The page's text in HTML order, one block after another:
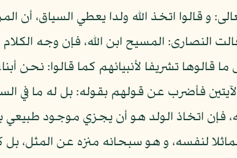
و قالوا اتخذ الله ولدا يعطي السياق، أن
قالت النصارى: المسيح ابن الله، فإن وجه
ما قالوها تشريفا لأنبيائهم كما قالوا: نحن
فأضرب عن قولهم بقوله: بل له ما في
فإن اتخاذ الولد هو أن يجزي موجود
لنفسه، و هو سبحانه منزه عن المثل،